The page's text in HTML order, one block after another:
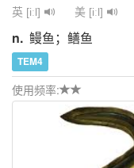
英 [iːl] 美 [iːl]
n. 鳗鱼；鳝鱼
TEM4
使用频率: